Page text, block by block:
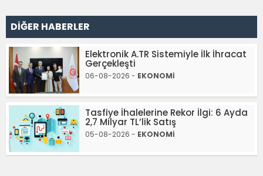
DİĞER HABERLER
Elektronik A.TR Sistemiyle İlk İhracat
Gerçekleşti
06-08-2026 - EKONOMİ
Tasfiye İhalelerine Rekor İlgi: 6 Ayda
2,7 Milyar TL’lik Satış
05-08-2026 - EKONOMİ